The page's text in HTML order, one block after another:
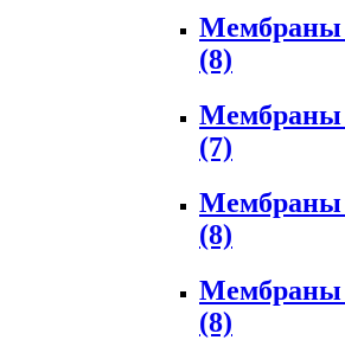
(8)
(7)
(8)
(8)